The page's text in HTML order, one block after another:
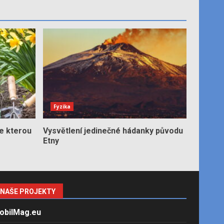
kterou
Fyzika
Vysvětlení jedinečné hádanky původu
Etny
NAŠE PROJEKTY